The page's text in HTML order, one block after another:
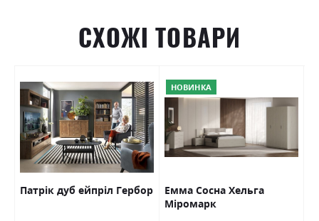
СХОЖІ ТОВАРИ
Патрік дуб ейпріл Гербор
НОВИНКА
Емма Сосна Хельга
Міромарк